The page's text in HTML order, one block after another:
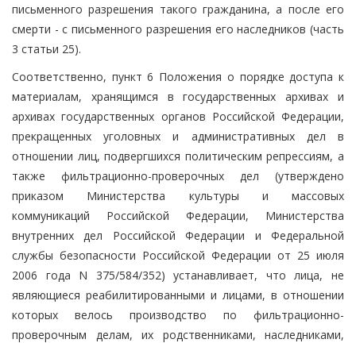
письменного разрешения такого гражданина, а после его
смерти - с письменного разрешения его наследников (часть
3 статьи 25).
Соответственно, пункт 6 Положения о порядке доступа к
материалам, хранящимся в государственных архивах и
архивах государственных органов Российской Федерации,
прекращенных уголовных и административных дел в
отношении лиц, подвергшихся политическим репрессиям, а
также фильтрационно-проверочных дел (утверждено
приказом Министерства культуры и массовых
коммуникаций Российской Федерации, Министерства
внутренних дел Российской Федерации и Федеральной
службы безопасности Российской Федерации от 25 июля
2006 года N 375/584/352) устанавливает, что лица, не
являющиеся реабилитированными и лицами, в отношении
которых велось производство по фильтрационно-
проверочным делам, их родственниками, наследниками,